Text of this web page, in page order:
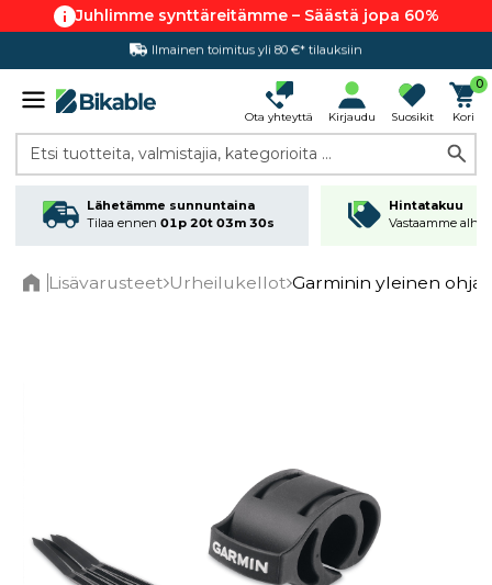
Juhlimme synttäreitämme – Säästä jopa 60%
Ilmainen toimitus yli 80 €* tilauksiin
Hintatakuu
Ota yhteyttä Kirjaudu Suosikit
0
Kori
Etsi tuotteita, valmistajia, kategorioita ...
Lähetämme sunnuntaina
Tilaa ennen 01p 20t 03m 30s
Hintatakuu
Vastaamme
Lisävarusteet Urheilukellot Garminin yleinen